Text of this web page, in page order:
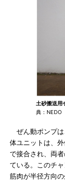
土砂搬送用
典：NEDO
ぜん動ポンプは
体ユニットは、
で接合され、両
ている。このチ
筋肉が半径方向